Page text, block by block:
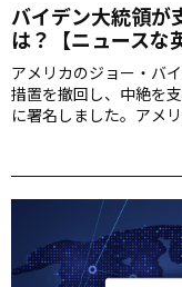
バイデン大統領
は？【ニュースな
アメリカのジョー・バ
措置を撤回し、中絶を
に署名しました。アメ
な反発が広がる恐れも
（reproductive rights